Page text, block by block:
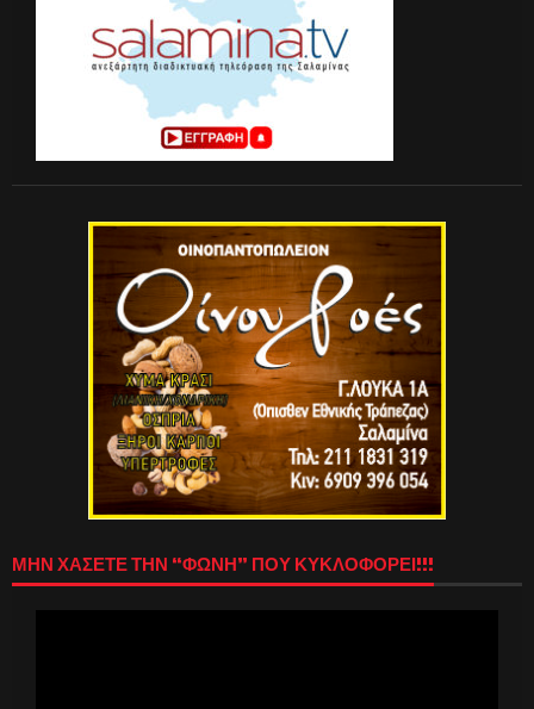
ΜΗΝ ΧΑΣΕΤΕ ΤΗΝ “ΦΩΝΗ” ΠΟΥ ΚΥΚΛΟΦΟΡΕΙ!!!